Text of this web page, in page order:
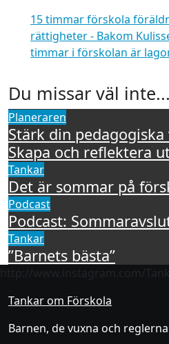
15 timmar förskola
rättigheter - Bakom
timmar i förskolan är
Du missar väl inte...
Planeraren
Stärk din
Skapa och reflektera
Tankar
Det är sommar på
Podcast
Podcast:
Tankar
”Barnets bästa”
http://www.instagram.com/
Tankar om Förskola
Barnen, de vuxna och